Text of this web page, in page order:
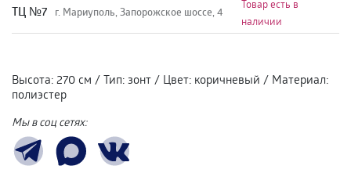
ТЦ №7 г. Мариуполь, Запорожское шоссе, 4
Товар есть в
наличии
Высота: 270 см / Тип: зонт / Цвет: коричневый / Материал:
полиэстер
Мы в соц сетях: